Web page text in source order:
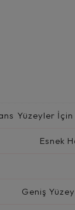
Yüzeyler İçin
Esnek
Geniş